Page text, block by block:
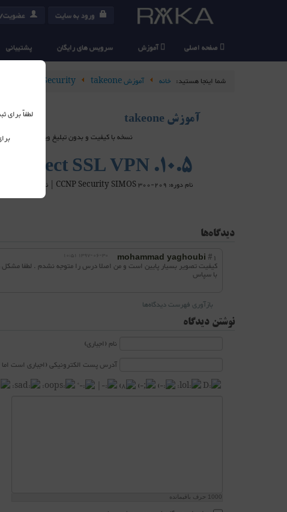
ورود به سایت عضویت/
صفحه اصلی آموزش سرویس های رایگان پشتیبانی
شما اینجا هستید: خانه آموزش takeone Cisco Security
آموزش takeone
نسخه با کیفیت و بدون تبلیغ ویدیو های takeone در سرویس دهنده های خارج از ایران هاست شده اند و برای استفاده از آنها می بایست از ابزارهای عبور از فیلتر استفاده کنید
10.5. Anyconnect SSL VPN
نام دوره: CCNP Security SIMOS 300-209 | نام استاد: مهندس مجید اسدپور
دیدگاه‌ها
#1
mohammad yaghoubi
1397-06-30 10:51
کیفیت تصویر بسیار پایین است و من اصلا درس را متوجه نشدم . لطفا مشکل
با سپاس
بازآوری فهرست دیدگاه‌ها
نوشتن دیدگاه
نام (اجباری)
آدرس پست الکترونیکی (اجباری است
1000 حرف باقیمانده
لطفاً